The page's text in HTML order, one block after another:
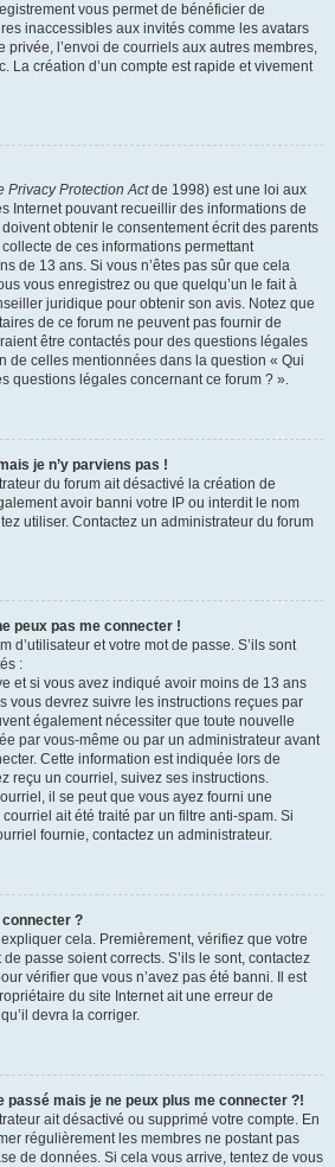
vous permet de bénéficier de
inaccessibles aux invités comme les avatars
privée, l’envoi de courriels aux autres membres,
La création d’un compte est rapide et vivement
Privacy Protection Actde 1998) est une loi aux
Internet pouvant recueillir des informations de
obtenir le consentement écrit des parents
de ces informations permettant
de 13 ans. Si vous n’êtes pas sûr que cela
vous enregistrez ou que quelqu’un le fait à
juridique pour obtenir son avis. Notez que
de ce forum ne peuvent pas fournir de
être contactés pour des questions légales
de celles mentionnées dans la question « Qui
questions légales concernant ce forum ? ».
je n’y parviens pas !
du forum ait désactivé la création de
avoir banni votre IP ou interdit le nom
utiliser. Contactez un administrateur du forum
peux pas me connecter !
d’utilisateur et votre mot de passe. S’ils sont
:
et si vous avez indiqué avoir moins de 13 ans
vous devrez suivre les instructions reçues par
également nécessiter que toute nouvelle
par vous-même ou par un administrateur avant
Cette information est indiquée lors de
reçu un courriel, suivez ses instructions.
il se peut que vous ayez fourni une
ait été traité par un filtre anti-spam. Si
fournie, contactez un administrateur.
connecter ?
cela. Premièrement, vérifiez que votre
passe soient corrects. S’ils le sont, contactez
vérifier que vous n’avez pas été banni. Il est
du site Internet ait une erreur de
devra la corriger.
passé mais je ne peux plus me connecter ?!
ait désactivé ou supprimé votre compte. En
régulièrement les membres ne postant pas
de données. Si cela vous arrive, tentez de vous